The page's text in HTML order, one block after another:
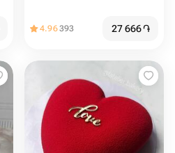
4.96393 27 666֏